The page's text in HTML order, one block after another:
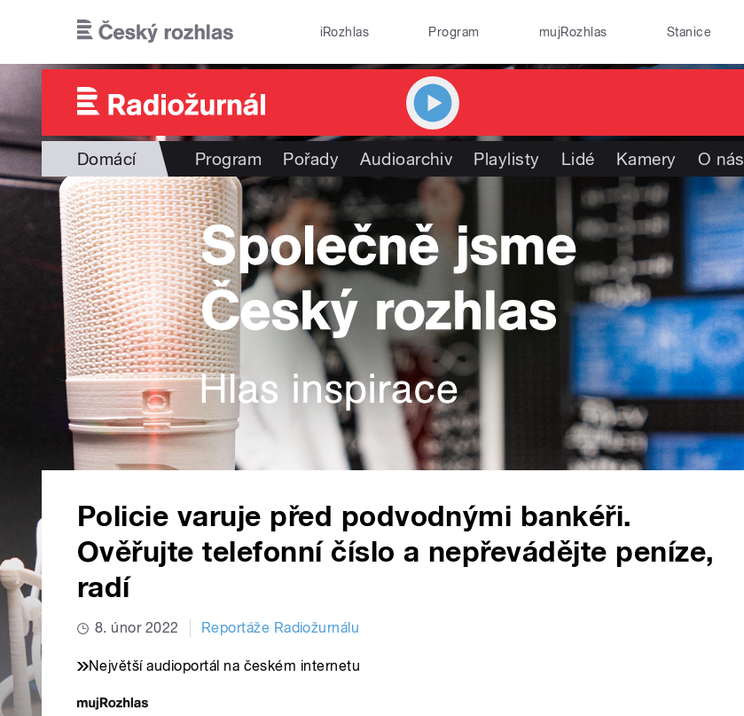
iRozhlas Program mujRozhlas Stanice
Domácí Program Pořady Audioarchiv Playlisty Lidé Kamery O nás
Policie varuje před podvodnými bankéři.
Ověřujte telefonní číslo a nepřevádějte peníze,
radí
8. únor 2022 Reportáže Radiožurnálu
Největší audioportál na českém internetu